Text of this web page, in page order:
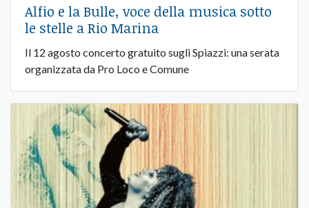
Alfio e la Bulle, voce della musica sotto
le stelle a Rio Marina
Il 12 agosto concerto gratuito sugli Spiazzi: una serata
organizzata da Pro Loco e Comune